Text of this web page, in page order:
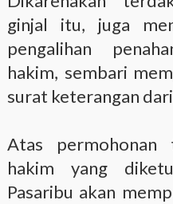
ginjal itu, juga
pengalihan
hakim, sembari
surat keterangan
Atas permohonan
hakim yang
Pasaribu akan